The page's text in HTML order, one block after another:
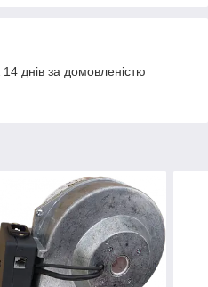
днів за домовленістю